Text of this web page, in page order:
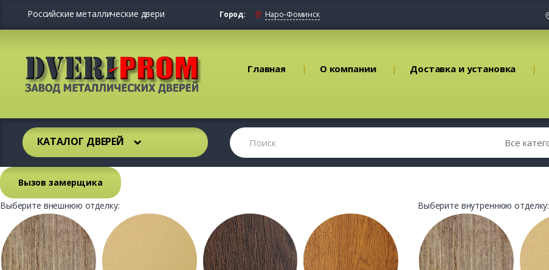
Российские металлические двери Город: Наро-Фоминск
Главная О компании Доставка и установка
КАТАЛОГ ДВЕРЕЙ
Вызов замерщика
Выберите внешнюю отделку:
Выберите внутреннюю отделку: